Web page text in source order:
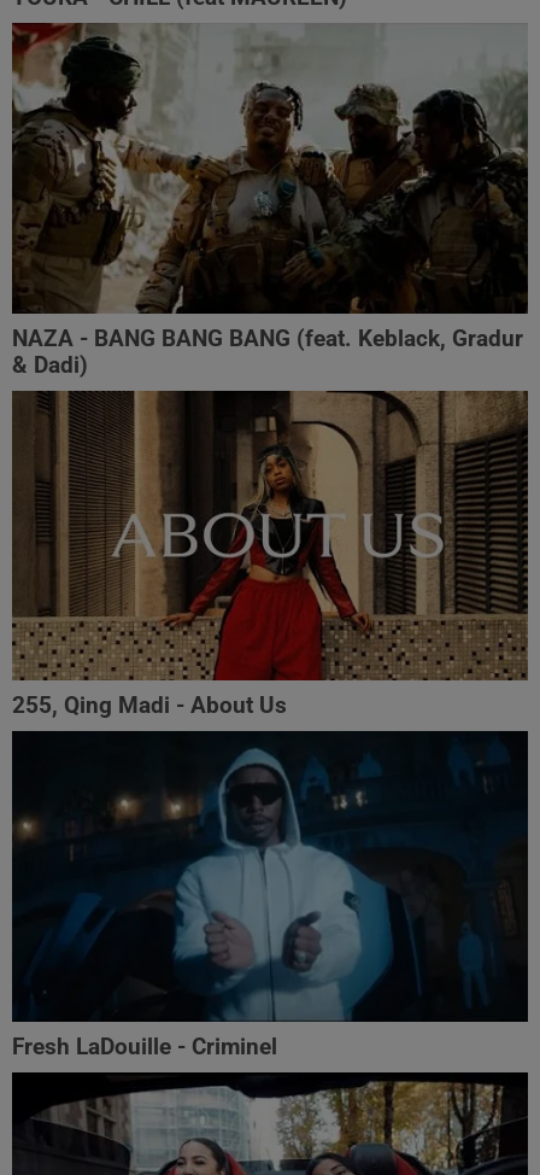
NAZA - BANG BANG BANG (feat. Keblack, Gradur
& Dadi)
255, Qing Madi - About Us
Fresh LaDouille - Criminel